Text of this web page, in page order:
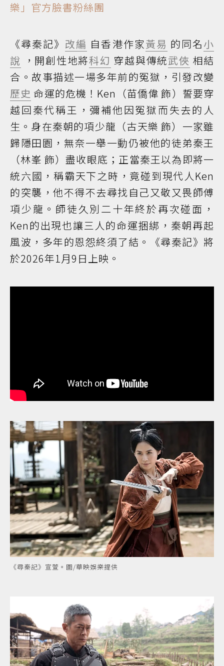
樂」官方臉書粉絲團
《尋秦記》 改編 自香港作家黃易 的同名小
說 ，開創性地將科幻 穿越與傳統武俠 相結
合。故事描述一場多年前的冤獄，引發改變
歷史 命運的危機！Ken（苗僑偉 飾）誓要穿
越回秦代稱王，彌補他因冤獄而失去的人
生。身在秦朝的項少龍（古天樂 飾）一家雖
歸隱田園，無奈一舉一動仍被他的徒弟秦王
（林峯 飾）盡收眼底；正當秦王以為即將一
統六國，稱霸天下之時，竟碰到現代人Ken
的突襲，他不得不去尋找自己又敬又畏師傅
項少龍。師徒久別二十年終於再次碰面，
Ken的出現也讓三人的命運捆綁，秦朝再起
風波，多年的恩怨終須了結。《尋秦記》將
於2026年1月9日上映。
《尋秦記》宣萱。圖/華映娛樂提供